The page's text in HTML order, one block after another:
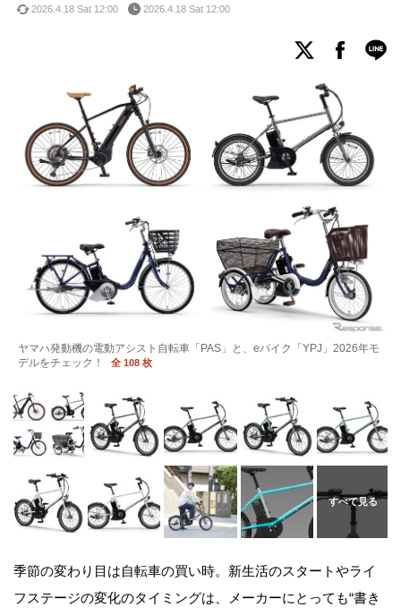
2026.4.18 Sat 12:00 2026.4.18 Sat 12:00
ヤマハ発動機の電動アシスト自転車「PAS」と、eバイク「YPJ」2026年モ
デルをチェック！
全 108 枚
季節の変わり目は自転車の買い時。新生活のスタートやライ
フステージの変化のタイミングは、メーカーにとっても“書き